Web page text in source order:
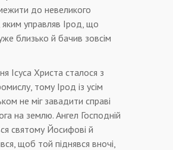
до невеликого
яким управляв Ірод, що
близько й бачив зовсім
Ісуса Христа сталося з
тому Ірод із усім
не міг завадити справі
на землю. Ангел Господній
святому Йосифові й
щоб той піднявся вночі,